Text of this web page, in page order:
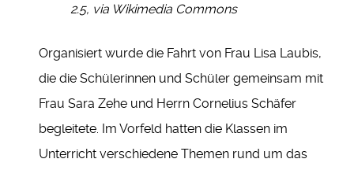
2.5, via Wikimedia Commons
Organisiert wurde die Fahrt von Frau Lisa Laubis,
die die Schülerinnen und Schüler gemeinsam mit
Frau Sara Zehe und Herrn Cornelius Schäfer
begleitete. Im Vorfeld hatten die Klassen im
Unterricht verschiedene Themen rund um das